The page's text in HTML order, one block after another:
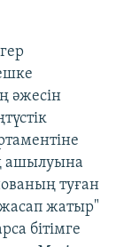
әжесін
ашылуына
туған
жатыр"
бітімге